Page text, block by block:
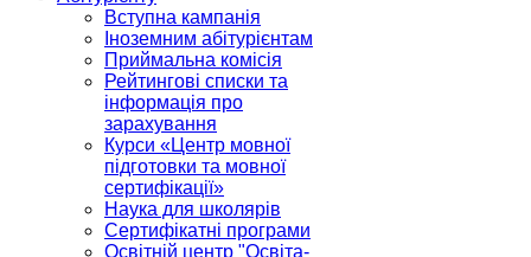
Вступна кампанія
Іноземним абітурієнтам
Приймальна комісія
Рейтингові списки та
інформація про
зарахування
Курси «Центр мовної
підготовки та мовної
сертифікації»
Наука для школярів
Сертифікатні програми
Освітній центр "Освіта-